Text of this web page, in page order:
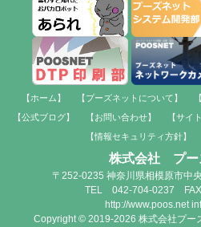
【ホーム】 【プーズネットについて】
【公式ブログ】
【お問い合わせ】 【サイ
【情報セキュリティ方針】
株式会社 プー
〒252-0235 神奈川県相模原市中
TEL 042-704-0237
http://www.poos.net
Copyright © 2019-2026 株式会社プー